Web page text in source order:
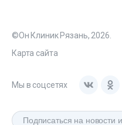
©Он Клиник Рязань, 2026.
Карта сайта
Мы в соцсетях